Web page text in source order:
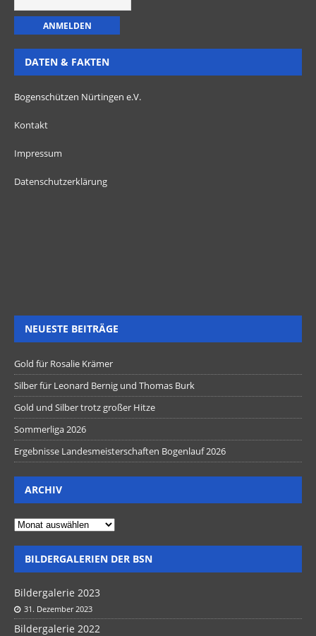
DATEN & FAKTEN
Bogenschützen Nürtingen e.V.
Kontakt
Impressum
Datenschutzerklärung
NEUESTE BEITRÄGE
Gold für Rosalie Krämer
Silber für Leonard Bernig und Thomas Burk
Gold und Silber trotz großer Hitze
Sommerliga 2026
Ergebnisse Landesmeisterschaften Bogenlauf 2026
ARCHIV
BILDERGALERIEN DER BSN
Bildergalerie 2023
31. Dezember 2023
Bildergalerie 2022